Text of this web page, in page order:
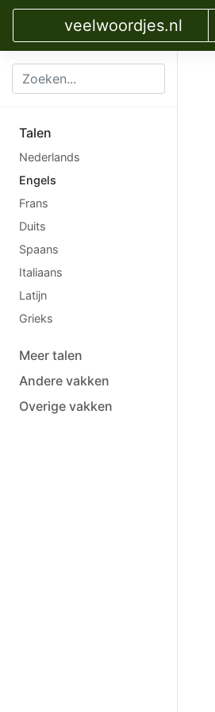
veelwoordjes.nl
Talen
Nederlands
Engels
Frans
Duits
Spaans
Italiaans
Latijn
Grieks
Meer talen
Andere vakken
Overige vakken